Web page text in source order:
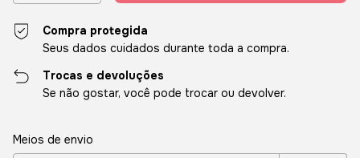
Compra protegida
Seus dados cuidados durante toda a compra.
Trocas e devoluções
Se não gostar, você pode trocar ou devolver.
Entregas para o CEP:
Meios de envio